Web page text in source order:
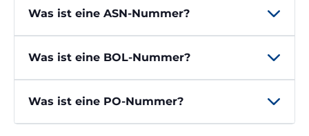
Was ist eine ASN-Nummer?
Was ist eine BOL-Nummer?
Was ist eine PO-Nummer?